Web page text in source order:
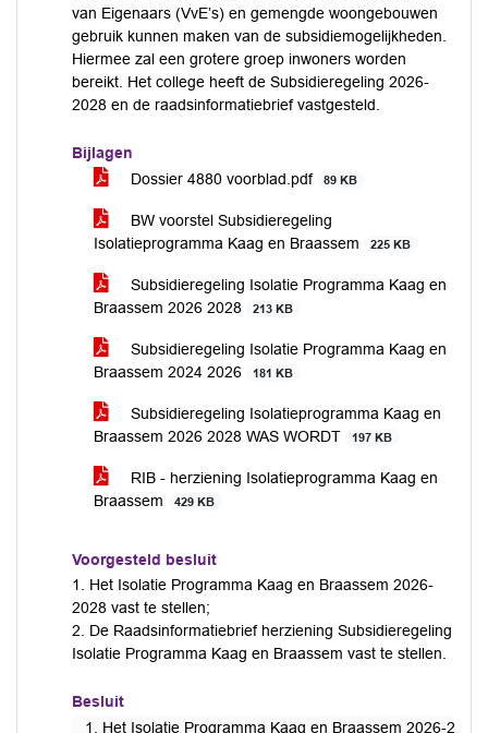
van Eigenaars (VvE’s) en gemengde woongebouwen
gebruik kunnen maken van de subsidiemogelijkheden.
Hiermee zal een grotere groep inwoners worden
bereikt. Het college heeft de Subsidieregeling 2026-
2028 en de raadsinformatiebrief vastgesteld.
Bijlagen
Dossier 4880 voorblad.pdf
89 KB
BW voorstel Subsidieregeling
Isolatieprogramma Kaag en Braassem
225 KB
Subsidieregeling Isolatie Programma Kaag en
Braassem 2026 2028
213 KB
Subsidieregeling Isolatie Programma Kaag en
Braassem 2024 2026
181 KB
Subsidieregeling Isolatieprogramma Kaag en
Braassem 2026 2028 WAS WORDT
197 KB
RIB - herziening Isolatieprogramma Kaag en
Braassem
429 KB
Voorgesteld besluit
1. Het Isolatie Programma Kaag en Braassem 2026-
2028 vast te stellen;
2. De Raadsinformatiebrief herziening Subsidieregeling
Isolatie Programma Kaag en Braassem vast te stellen.
Besluit
1. Het Isolatie Programma Kaag en Braassem 2026-2028